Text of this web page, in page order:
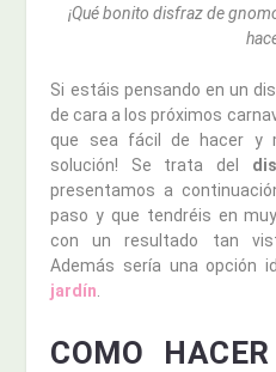
¡Qué bonito disfraz de
Si estáis pensando en un
de cara a los próximos
que sea fácil de hacer y
solución! Se trata del
presentamos a
paso y que tendréis en
con un resultado tan
Además sería una opción
jardín.
COMO